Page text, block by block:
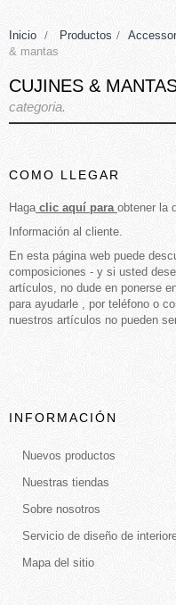
Inicio > Productos >
& mantas
CUJINES &
categoria.
COMO LLEGAR
Haga clic aquí para obtener la
Información al cliente.
En esta página web puede
composiciones - y si usted
artículos, no dude en ponerse
para ayudarle , por teléfono o
nuestros artículos no pueden
INFORMACIÓN
Nuevos productos
Nuestras tiendas
Sobre nosotros
Servicio de diseño de
Mapa del sitio